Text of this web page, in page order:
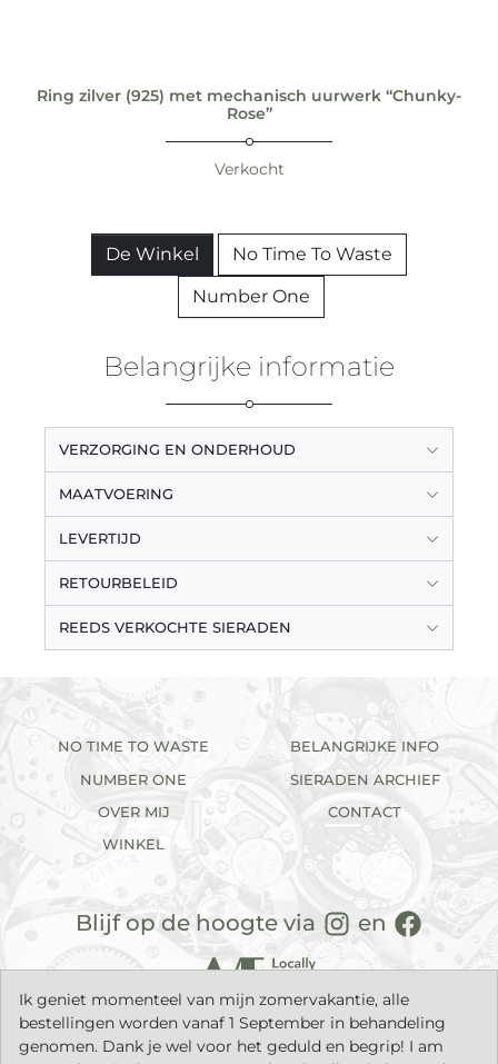
Ring zilver (925) met mechanisch uurwerk “Chunky-
Rose”
Verkocht
De Winkel
No Time To Waste
Number One
Belangrijke informatie
VERZORGING EN ONDERHOUD
MAATVOERING
LEVERTIJD
RETOURBELEID
REEDS VERKOCHTE SIERADEN
NO TIME TO WASTE
NUMBER ONE
OVER MIJ
WINKEL
BELANGRIJKE INFO
SIERADEN ARCHIEF
CONTACT
Blijf op de hoogte via en
Ik geniet momenteel van mijn zomervakantie, alle
bestellingen worden vanaf 1 September in behandeling
genomen. Dank je wel voor het geduld en begrip! I am